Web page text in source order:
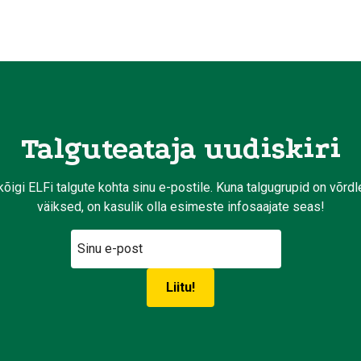
Talguteataja uudiskiri
ELFi talgute kohta sinu e-postile. Kuna talgugrupid on
väiksed, on kasulik olla esimeste infosaajate seas!